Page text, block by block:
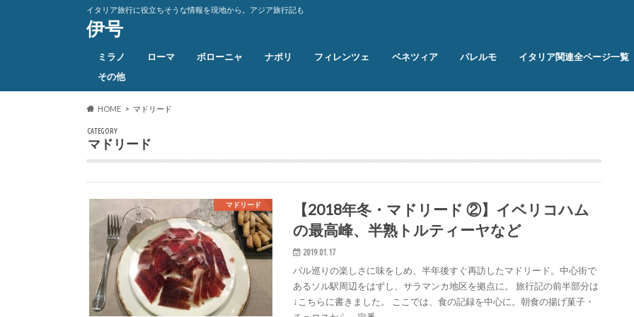
イタリア旅行に役立ちそうな情報を現地から。アジア旅行記も
伊号
ミラノ ローマ ボローニャ ナポリ フィレンツェ ベネツィア パレルモ イタリア関連全ページ一覧
その他
HOME マドリード
CATEGORY
マドリード
マドリード
【2018年冬・マドリード ②】イベリコハム
の最高峰、半熟トルティーヤなど
2019.01.17
バル巡りの楽しさに味をしめ、半年後すぐ再訪したマドリード。中心街で
あるソル駅周辺をはずし、サラマンカ地区を拠点に。 旅行記の前半部分は
↓こちらに書きました。 ここでは、食の記録を中心に。朝食の揚げ菓子・